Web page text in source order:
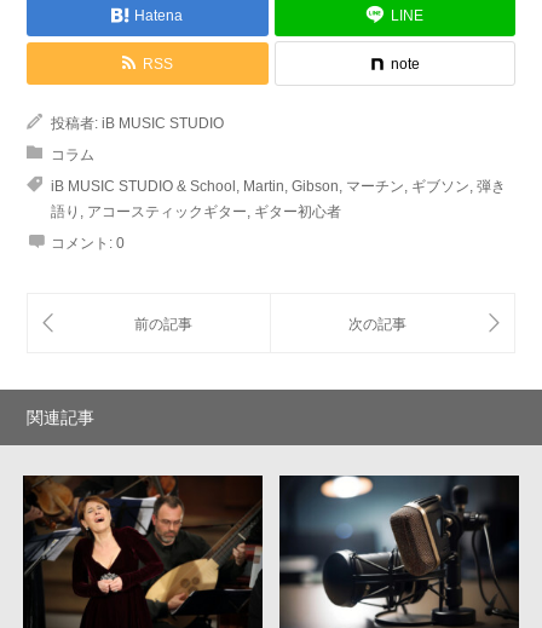
Hatena LINE
RSS note
投稿者: iB MUSIC STUDIO
コラム
iB MUSIC STUDIO & School Martin Gibson マーチン ギブソン 弾き
語り
アコースティックギター ギター初心者
コメント: 0
関連記事